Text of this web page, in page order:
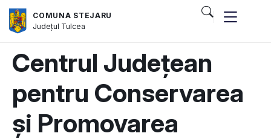
COMUNA STEJARU
Județul Tulcea
Centrul Județean
pentru Conservarea
și Promovarea